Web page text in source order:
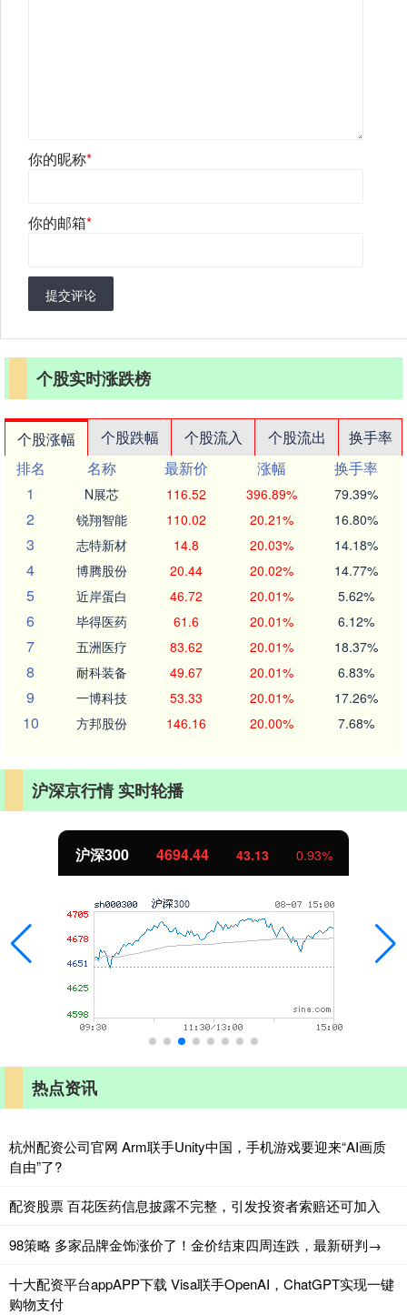
你的昵称*
你的邮箱*
提交评论
个股实时涨跌榜
个股涨幅 个股跌幅 个股流入 个股流出
换手率
排名
名称 最新价 涨幅
换手率
1
N展芯 116.52 396.89% 79.39%
2 锐翔智能 110.02 20.21% 16.80%
3 志特新材 14.8 20.03% 14.18%
4 博腾股份 20.44 20.02% 14.77%
5 近岸蛋白 46.72 20.01% 5.62%
6 毕得医药 61.6 20.01% 6.12%
7 五洲医疗 83.62 20.01% 18.37%
8 耐科装备 49.67 20.01% 6.83%
9 一博科技 53.33 20.01% 17.26%
10 方邦股份 146.16 20.00% 7.68%
沪深京行情 实时轮播
沪深300 4694.44 43.13 0.93%
热点资讯
杭州配资公司官网 Arm联手Unity中国，手机游戏要迎来“AI画质
自由”了?
配资股票 百花医药信息披露不完整，引发投资者索赔还可加入
98策略 多家品牌金饰涨价了！金价结束四周连跌，最新研判→
十大配资平台appAPP下载 Visa联手OpenAI，ChatGPT实现一键
购物支付